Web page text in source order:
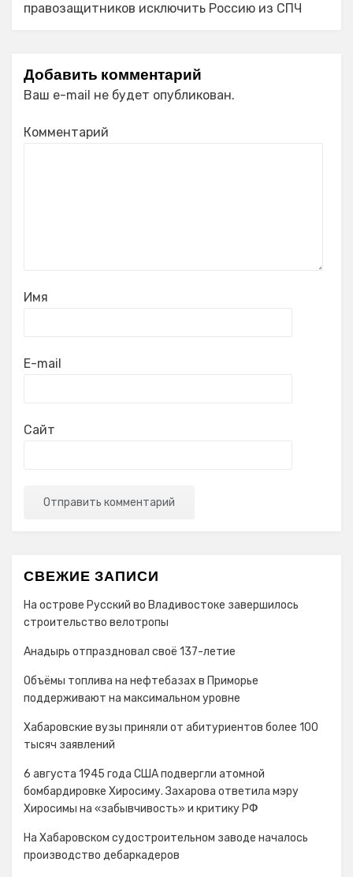
правозащитников исключить Россию из СПЧ
Добавить комментарий
Ваш e-mail не будет опубликован.
Комментарий
Имя
E-mail
Сайт
СВЕЖИЕ ЗАПИСИ
На острове Русский во Владивостоке завершилось
строительство велотропы
Анадырь отпраздновал своё 137-летие
Объёмы топлива на нефтебазах в Приморье
поддерживают на максимальном уровне
Хабаровские вузы приняли от абитуриентов более 100
тысяч заявлений
6 августа 1945 года США подвергли атомной
бомбардировке Хиросиму. Захарова ответила мэру
Хиросимы на «забывчивость» и критику РФ
На Хабаровском судостроительном заводе началось
производство дебаркадеров